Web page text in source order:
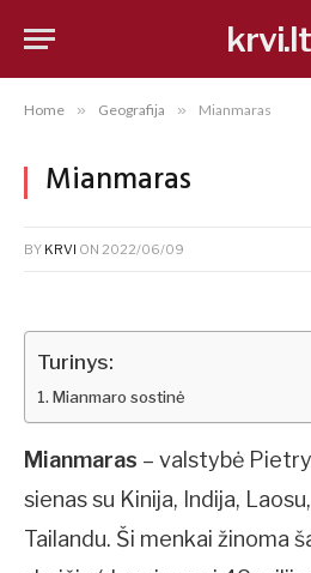
krvi.lt
Home » Geografija » Mianmaras
Mianmaras
BY KRVI ON 2022/06/09
Turinys:
Mianmaro sostinė
Mianmaras – valstybė
sienas su Kinija, Indija,
Tailandu. Ši menkai žinoma